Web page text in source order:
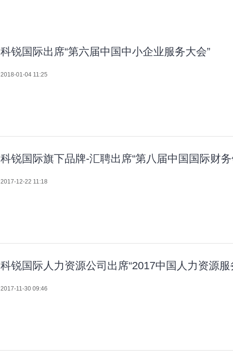
科锐国际出席“第六届中国中小企业服务大会”
2018-01-04 11:25
科锐国际旗下品牌-汇聘出席“第八届中国国际财
2017-12-22 11:18
科锐国际人力资源公司出席“2017中国人力资源服
2017-11-30 09:46